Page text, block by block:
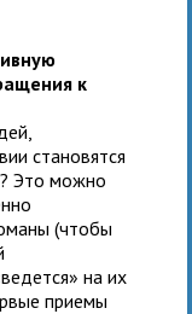
к
становятся
Это можно
(чтобы
на их
приемы